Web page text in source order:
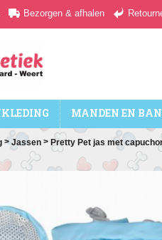
Bezorgen & afhalen
MANDEN EN
> Jassen > Pretty Pet jas met